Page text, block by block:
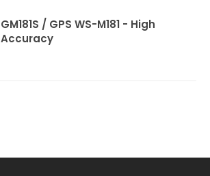
GM181S / GPS WS-M181 - High
Accuracy